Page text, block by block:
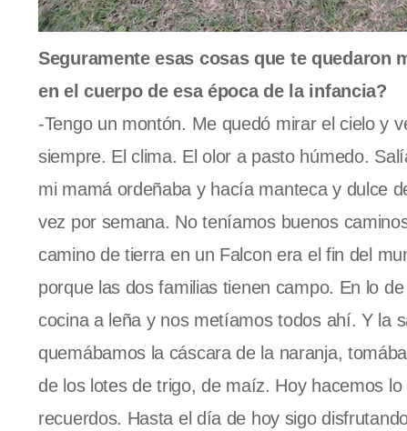
Seguramente esas cosas que te quedaron
en el cuerpo de esa época de la infancia?
-Tengo un montón. Me quedó mirar el cielo y
siempre. El clima. El olor a pasto húmedo.
mi mamá ordeñaba y hacía manteca y dulce
vez por semana. No teníamos buenos
camino de tierra en un Falcon era el fin del
porque las dos familias tienen campo. En lo
cocina a leña y nos metíamos todos ahí. Y la
quemábamos la cáscara de la naranja,
de los lotes de trigo, de maíz. Hoy hacemos
recuerdos. Hasta el día de hoy sigo